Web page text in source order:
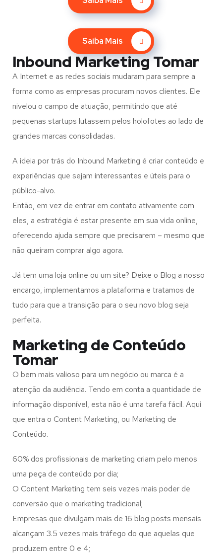
Saiba Mais
Inbound Marketing Tomar
A Internet e as redes sociais mudaram para sempre a
forma como as empresas procuram novos clientes. Ele
nivelou o campo de atuação, permitindo que até
pequenas startups lutassem pelos holofotes ao lado de
grandes marcas consolidadas.
A ideia por trás do Inbound Marketing é criar conteúdo e
experiências que sejam interessantes e úteis para o
público-alvo.
Então, em vez de entrar em contato ativamente com
eles, a estratégia é estar presente em sua vida online,
oferecendo ajuda sempre que precisarem – mesmo que
não queiram comprar algo agora.
Já tem uma loja online ou um site? Deixe o Blog a nosso
encargo, implementamos a plataforma e tratamos de
tudo para que a transição para o seu novo blog seja
perfeita.
Marketing de Conteúdo
Tomar
O bem mais valioso para um negócio ou marca é a
atenção da audiência. Tendo em conta a quantidade de
informação disponível, esta não é uma tarefa fácil. Aqui
que entra o Content Marketing, ou Marketing de
Conteúdo.
60% dos profissionais de marketing criam pelo menos
uma peça de conteúdo por dia;
O Content Marketing tem seis vezes mais poder de
conversão que o marketing tradicional;
Empresas que divulgam mais de 16 blog posts mensais
alcançam 3.5 vezes mais tráfego do que aquelas que
produzem entre 0 e 4;